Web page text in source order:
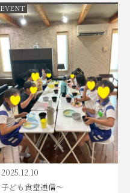
EVENT
2025.12.10
子ども食堂通信～